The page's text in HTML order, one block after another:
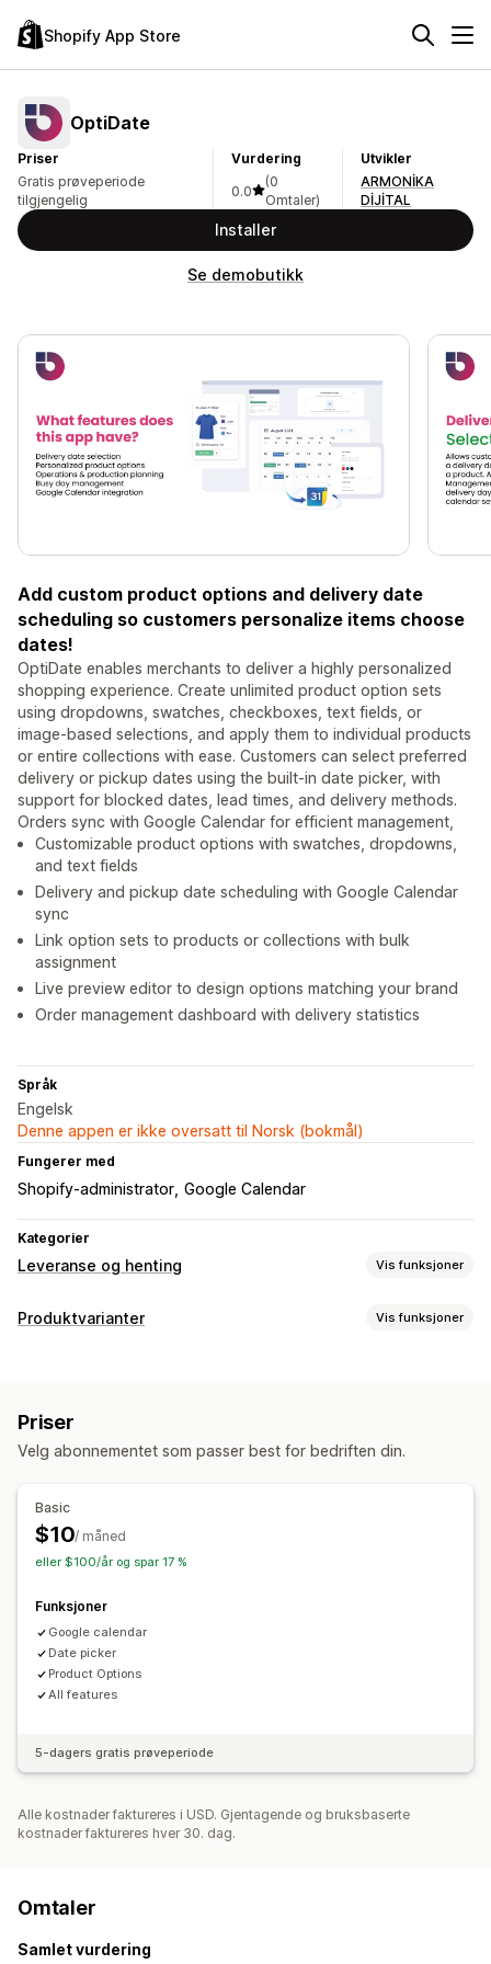
Shopify App Store
OptiDate
Priser
Gratis prøveperiode
tilgjengelig
Vurdering
0.0
(0
Omtaler)
Utvikler
ARMONİKA
DİJİTAL
Installer
Se demobutikk
Add custom product options and delivery date
scheduling so customers personalize items choose
dates!
OptiDate enables merchants to deliver a highly personalized
shopping experience. Create unlimited product option sets
using dropdowns, swatches, checkboxes, text fields, or
image-based selections, and apply them to individual products
or entire collections with ease. Customers can select preferred
delivery or pickup dates using the built-in date picker, with
support for blocked dates, lead times, and delivery methods.
Orders sync with Google Calendar for efficient management,
Customizable product options with swatches, dropdowns,
and text fields
Delivery and pickup date scheduling with Google Calendar
sync
Link option sets to products or collections with bulk
assignment
Live preview editor to design options matching your brand
Order management dashboard with delivery statistics
Språk
Engelsk
Denne appen er ikke oversatt til Norsk (bokmål)
Fungerer med
Shopify-administrator Google Calendar
Kategorier
Leveranse og henting Vis funksjoner
Leveringsalternativer
Datovelger
Produktvarianter Vis funksjoner
Filopplasting
Forhåndsvisning Variantvisning
Tilpasset prissetting
Priser
Velg abonnementet som passer best for bedriften din.
Basic
$10/ måned
eller $100/år og spar 17 %
Funksjoner
Google calendar
Date picker
Product Options
All features
5-dagers gratis prøveperiode
Alle kostnader faktureres i USD. Gjentagende og bruksbaserte
kostnader faktureres hver 30. dag.
Omtaler
Samlet vurdering